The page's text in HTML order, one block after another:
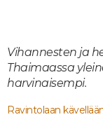
Vihannesten ja
Thaimaassa
harvinaisempi.
Ravintolaan